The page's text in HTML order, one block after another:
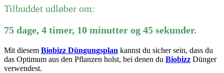
Tilbuddet udløber om:
75 dage, 4 timer, 10 minutter og 45 sekunder.
Mit diesem Biobizz Düngungsplan kannst du sicher sein, dass du
das Optimum aus den Pflanzen holst, bei denen du Biobizz Dünger
verwendest.